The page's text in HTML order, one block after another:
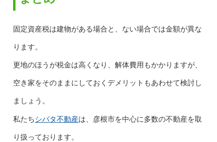
固定資産税は建物がある場合と、ない場合では金額が異な
ります。
更地のほうが税金は高くなり、解体費用もかかりますが、
空き家をそのままにしておくデメリットもあわせて検討し
ましょう。
私たちシバタ不動産は、彦根市を中心に多数の不動産を取
り扱っております。